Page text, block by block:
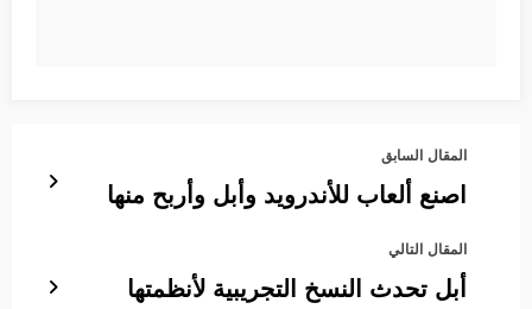
المقال السابق
اصنع ألعاب للأندرويد وأبل وأربح منها
المقال التالي
أبل تحدث النسخ التجريبية لأنظمتها